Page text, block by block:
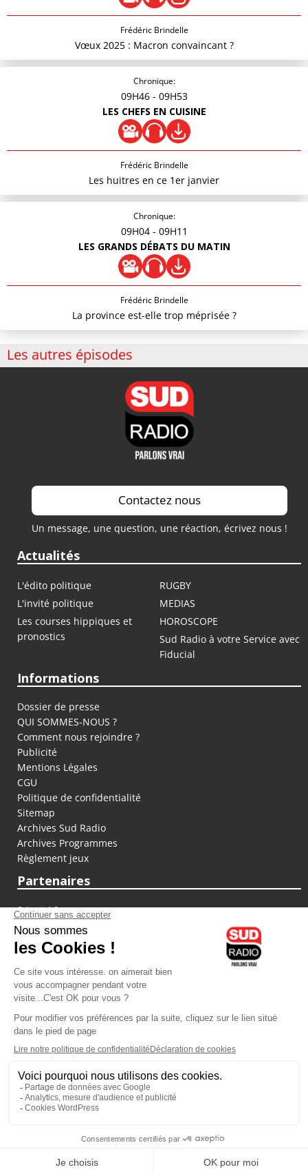
Frédéric Brindelle
Vœux 2025 : Macron convaincant ?
Chronique:
09H46 - 09H53
LES CHEFS EN CUISINE
Frédéric Brindelle
Les huitres en ce 1er janvier
Chronique:
09H04 - 09H11
LES GRANDS DÉBATS DU MATIN
Frédéric Brindelle
La province est-elle trop méprisée ?
Les autres épisodes
Contactez nous
Un message, une question, une réaction, écrivez nous !
Actualités
L'édito politique
RUGBY
L'invité politique
MEDIAS
Les courses hippiques et
pronostics
HOROSCOPE
Sud Radio à votre Service avec
Fiducial
Informations
Dossier de presse
QUI SOMMES-NOUS ?
Comment nous rejoindre ?
Publicité
Mentions Légales
CGU
Politique de confidentialité
Sitemap
Archives Sud Radio
Archives Programmes
Règlement jeux
Partenaires
fiducial.fr
lyoncapitale.fr
olympique-et-lyonnais.com
L'application Iphone / Android
Téléchargez l'application
Les cookies
Gestion des cookies
Crédit photos : ©Sud Radio / Pierre Olivier
Brigitte Lahaie
Brigitte Lahaie Sud Radio
Animateur
Vous écoutez Sud Radio